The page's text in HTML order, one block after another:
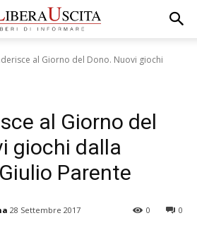
al Giorno del Dono. Nuovi giochi
al Giorno del
giochi dalla
Parente
28 Settembre 2017 0
0